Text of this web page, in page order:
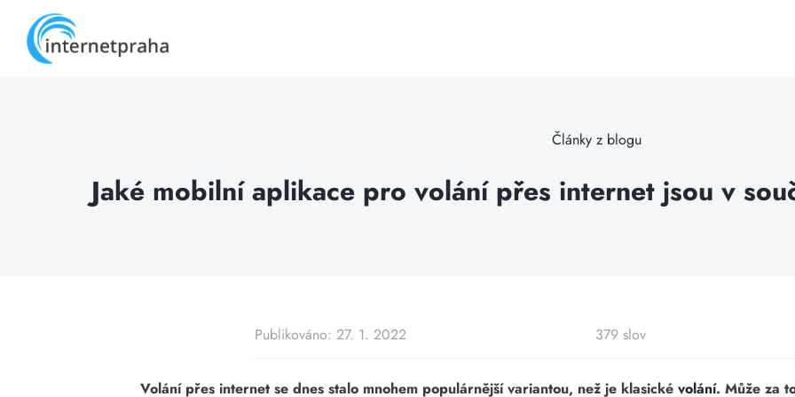
content
Články z blogu
Jaké mobilní aplikace pro volání přes internet jsou v
Publikováno: 27. 1. 2022 379 slov
Volání přes internet se dnes stalo mnohem populárnější variantou, než je klasickévolání. Může za